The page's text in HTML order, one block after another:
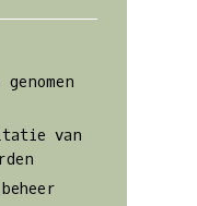
van